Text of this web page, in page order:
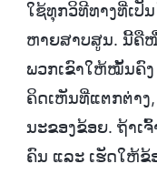
ໃຊ້ທຸກວິທີທາງທີ່ເປັ
ຫາຍສາບສູນ. ນີ້ຄື
ພວກເຂົາໃຫ້ໝັ້ນຄົງ
ຄິດເຫັນທີ່ແຕກຕ່າງ
ນະຂອງຂ້ອຍ. ຖ້າເ
ຄົນ ແລະ ເຮັດໃຫ້ຂ້